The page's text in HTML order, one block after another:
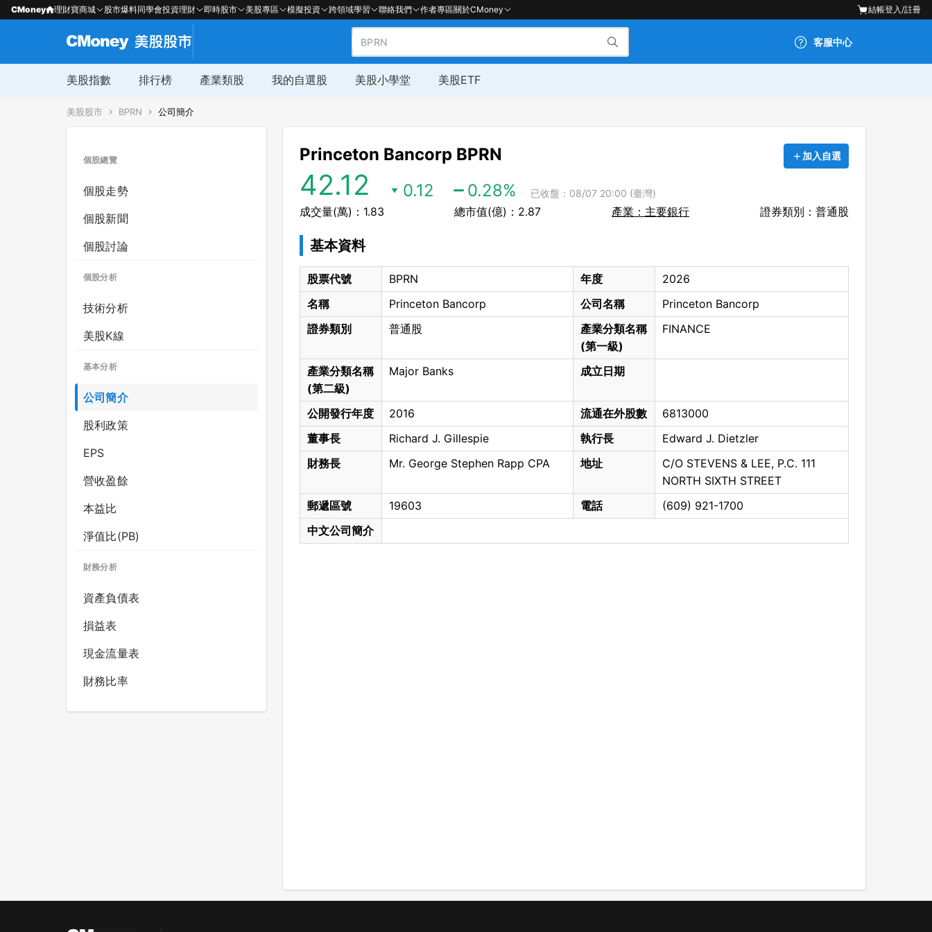
CMoney 理財寶商城 股市爆料同學會投資理財 即時股市 美股專區 模擬投資 跨領域學習 聯絡我們 作者專區關於CMoney 結帳登入/註冊
客服中心
美股指數 排行榜 產業類股 我的自選股 美股小學堂 美股ETF
美股股市 BPRN 公司簡介
個股總覽
個股走勢
個股新聞
個股討論
個股分析
技術分析
美股K線
基本分析
公司簡介
股利政策
EPS
營收盈餘
本益比
淨值比(PB)
財務分析
資產負債表
損益表
現金流量表
財務比率
Princeton Bancorp BPRN 加入自選
42.12 0.12 0.28% 已收盤：08/07 20:00 (臺灣)
成交量(萬)：1.83 總市值(億)：2.87 產業：主要銀行 證券類別：普通股
基本資料
股票代號 BPRN 年度
2026
名稱
Princeton Bancorp 公司名稱
Princeton Bancorp
證券類別
普通股
產業分類名稱
(第一級)
FINANCE
產業分類名稱
(第二級)
Major Banks 成立日期
公開發行年度 2016 流通在外股數
6813000
董事長
Richard J. Gillespie 執行長
Edward J. Dietzler
財務長
Mr. George Stephen Rapp CPA 地址
C/O STEVENS & LEE, P.C. 111
NORTH SIXTH STREET
郵遞區號
19603 電話
(609) 921-1700
中文公司簡介